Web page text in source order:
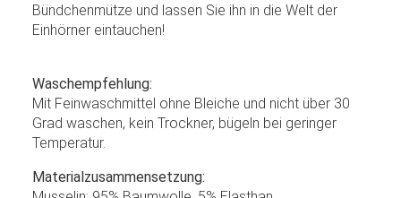
Bündchenmütze und lassen Sie ihn in die Welt der
Einhörner eintauchen!
Waschempfehlung:
Mit Feinwaschmittel ohne Bleiche und nicht über 30
Grad waschen, kein Trockner, bügeln bei geringer
Temperatur.
Materialzusammensetzung: